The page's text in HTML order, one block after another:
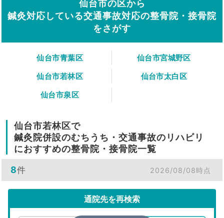
仙台市の区から
鍼灸対応している交通事故対応の整骨院・接骨院
をさがす
仙台市青葉区
仙台市宮城野区
仙台市若林区
仙台市太白区
仙台市泉区
仙台市若林区で
鍼灸院併設のむちうち・交通事故のリハビリ
におすすめの整骨院・接骨院一覧
8件 2026/08/08時点
通院先を再検索